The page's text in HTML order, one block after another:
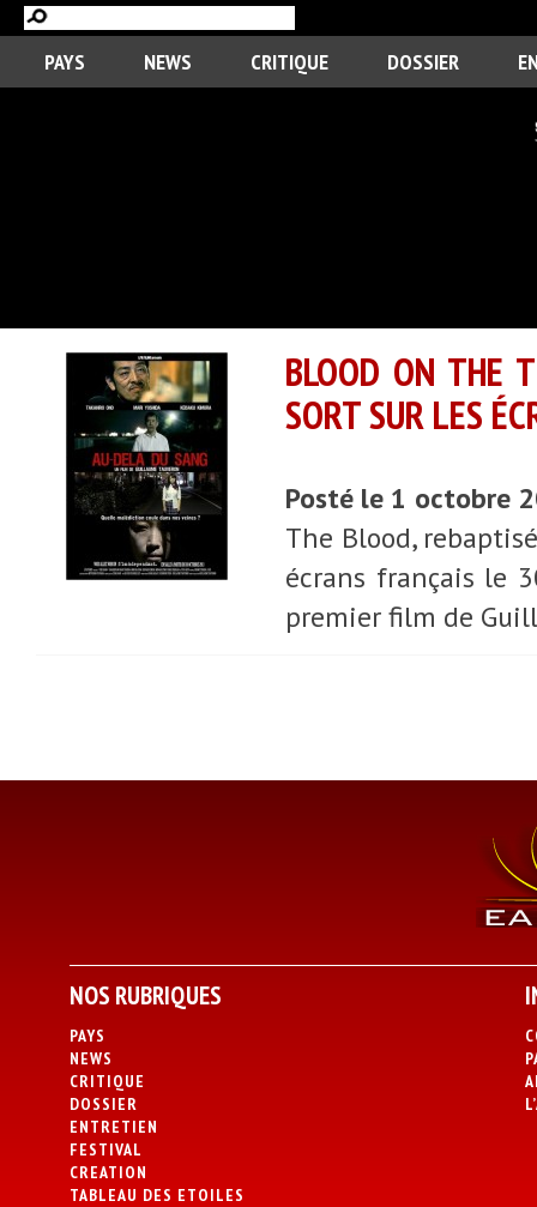
PAYS NEWS CRITIQUE DOSSIER
BLOOD ON THE
SORT SUR LES
Posté le 1 octobre
The Blood,
écrans français le
premier film de
NOS RUBRIQUES
PAYS
NEWS
CRITIQUE
DOSSIER
ENTRETIEN
FESTIVAL
CREATION
TABLEAU DES ETOILES